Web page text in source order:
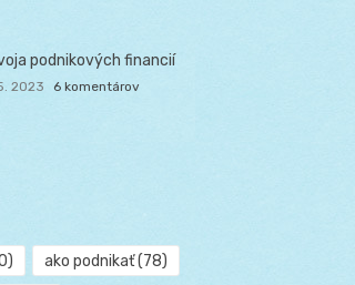
podnikových financií
2023 6 komentárov
ako podnikať(78)